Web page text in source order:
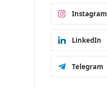
Instagram
LinkedIn
Telegram